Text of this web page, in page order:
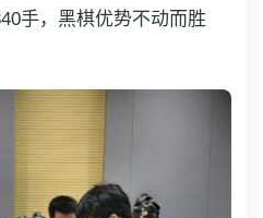
手，黑棋优势不动而胜